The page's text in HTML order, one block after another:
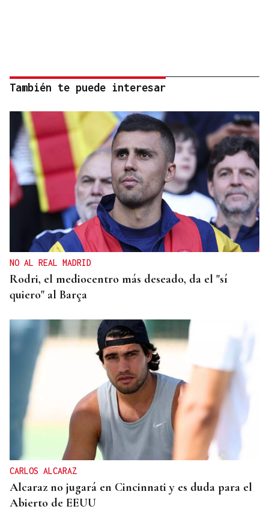
También te puede interesar
NO AL REAL MADRID
Rodri, el mediocentro más deseado, da el "sí
quiero" al Barça
CARLOS ALCARAZ
Alcaraz no jugará en Cincinnati y es duda para el
Abierto de EEUU